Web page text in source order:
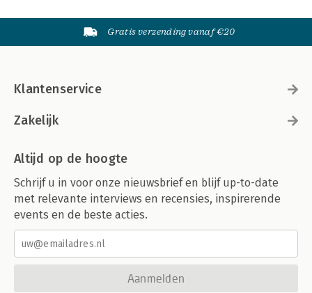
Gratis verzending vanaf €20
Klantenservice
Zakelijk
Altijd op de hoogte
Schrijf u in voor onze nieuwsbrief en blijf up-to-date
met relevante interviews en recensies, inspirerende
events en de beste acties.
Aanmelden